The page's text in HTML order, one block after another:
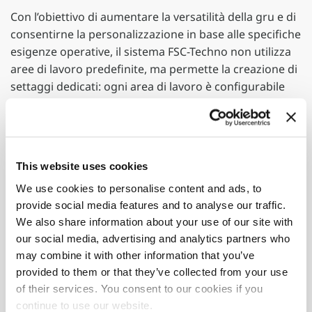
This website uses cookies
We use cookies to personalise content and ads, to
provide social media features and to analyse our traffic.
We also share information about your use of our site with
our social media, advertising and analytics partners who
may combine it with other information that you’ve
provided to them or that they’ve collected from your use
of their services. You consent to our cookies if you
continue to use our website.
Con l’obiettivo di aumentare la versatilità della gru e di
consentirne la personalizzazione in base alle specifiche
esigenze operative, il sistema FSC-Techno non utilizza
aree di lavoro predefinite, ma permette la creazione di
settaggi dedicati: ogni area di lavoro è configurabile
esagonali per il braccio secondario e gli sfili,
consentendo un incremento delle portate – in
particolare nei carichi verticali – e migliorando la
risposta alla torsione e la rigidità strutturale della
gru. La maggiore superficie di supporto contribuisce
a una stabilità più efficace e a una gestione più
precisa del carico anche nelle configurazioni più